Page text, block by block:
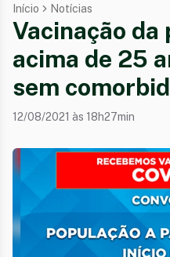
Início Notícias
Vacinação da
acima de 25
sem
12/08/2021 às 18h27min